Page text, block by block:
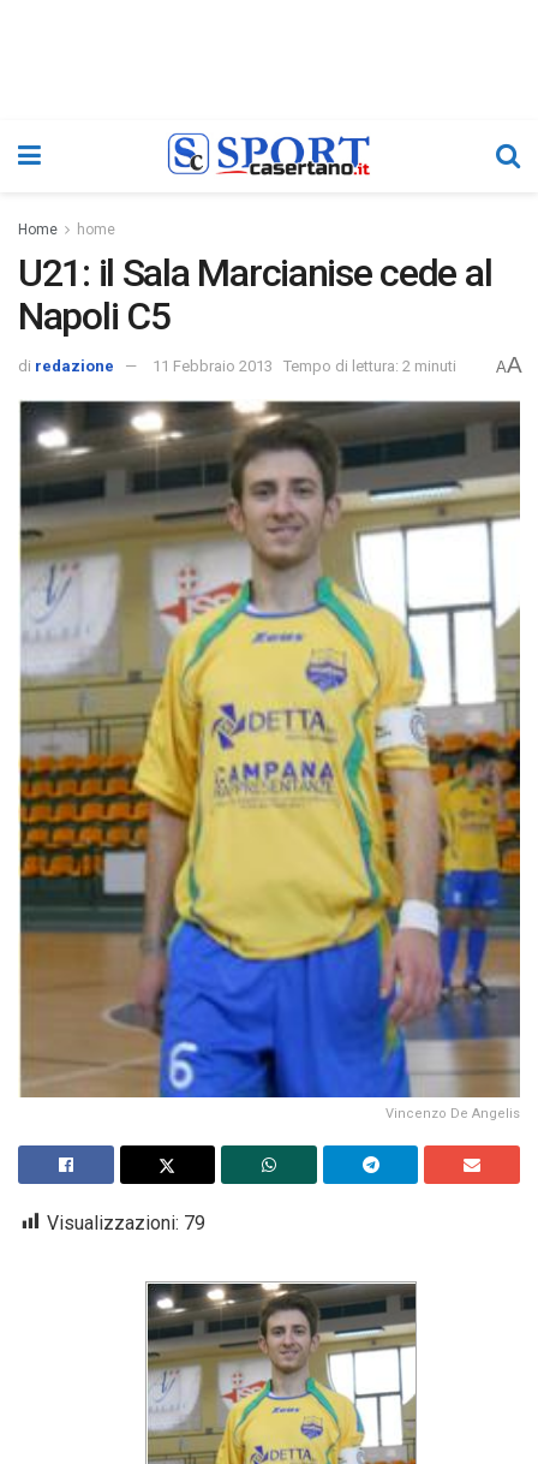
Home home
U21: il Sala Marcianise cede al
Napoli C5
di redazione 11 Febbraio 2013 Tempo di lettura: 2 minuti AA
Vincenzo De Angelis
Visualizzazioni: 79